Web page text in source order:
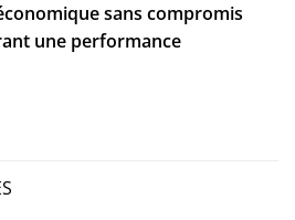
sans compromis
une performance